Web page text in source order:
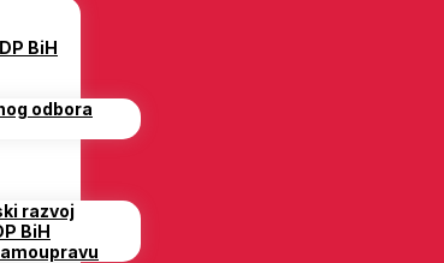
BiH
odbora
razvoj
BiH